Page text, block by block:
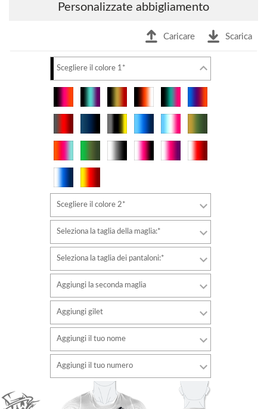
Personalizzate abbigliamento
Caricare Scarica
Scegliere il colore 1*
Scegliere il colore 2*
Seleziona la taglia della maglia:*
Seleziona la taglia dei pantaloni:*
Aggiungi la seconda maglia
Aggiungi gilet
Aggiungi il tuo nome
stile
Colore del carattere
Aggiungi il tuo numero